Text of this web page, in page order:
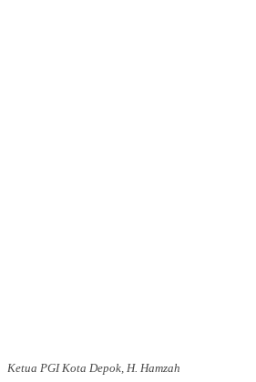
Ketua PGI Kota Depok, H. Hamzah